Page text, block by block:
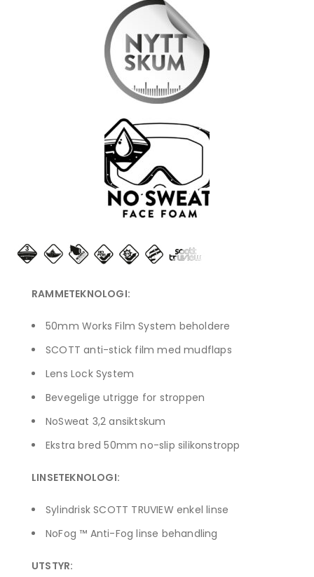
RAMMETEKNOLOGI:
50mm Works Film System beholdere
SCOTT anti-stick film med mudflaps
Lens Lock System
Bevegelige utrigge for stroppen
NoSweat 3,2 ansiktskum
Ekstra bred 50mm no-slip silikonstropp
LINSETEKNOLOGI:
Sylindrisk SCOTT TRUVIEW enkel linse
NoFog ™ Anti-Fog linse behandling
UTSTYR: